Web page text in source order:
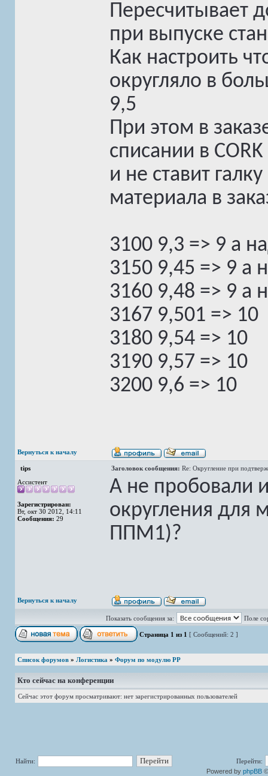
Пересчитывает
при выпуске
Как настроить
округляло в
9,5
При этом в
списании в
и не ставит
материала в
3100 9,3 => 9 а
3150 9,45 => 9 а
3160 9,48 => 9 а
3167 9,501 => 10
3180 9,54 => 10
3190 9,57 => 10
3200 9,6 => 10
Вернуться к началу
tips Заголовок сообщения: Re: Округление при
Ассистент
Зарегистрирован:
Вт, окт 30 2012, 14:11
Сообщения: 29
А не пробовали
округления для
ППМ1)?
Вернуться к началу
Показать сообщения за: Поле
Страница 1 из 1 [ Сообщений: 2 ]
Список форумов » Логистика » Форум по модулю РР
Кто сейчас на конференции
Сейчас этот форум просматривают: нет зарегистрированных пользователей
Найти:
Перейти:
Powered by phpBB